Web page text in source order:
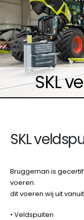
SKL
SKL
Bruggeman is
voeren.
dit voeren wij uit
• Veldspuiten